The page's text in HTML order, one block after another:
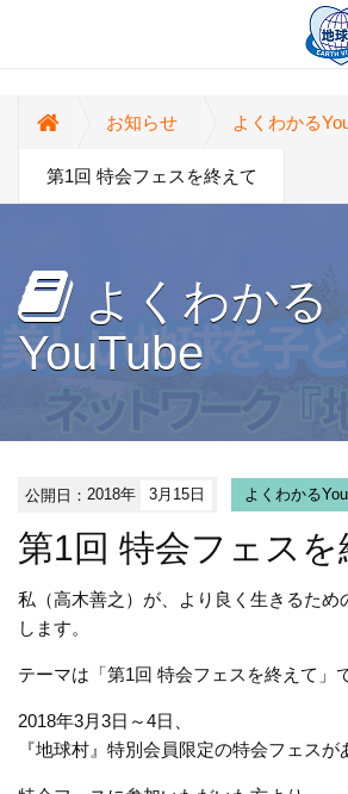
お知らせ よくわかる
第1回 特会フェスを終えて
よくわかる
YouTube
公開日：2018年 3月15日 よくわかる
第1回 特会フェスを
私（高木善之）が、より良く生きるため
します。
テーマは「第1回 特会フェスを終えて」
2018年3月3日～4日、
『地球村』特別会員限定の特会フェスが